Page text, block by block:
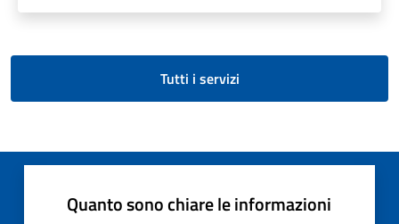
Tutti i servizi
Quanto sono chiare le informazioni